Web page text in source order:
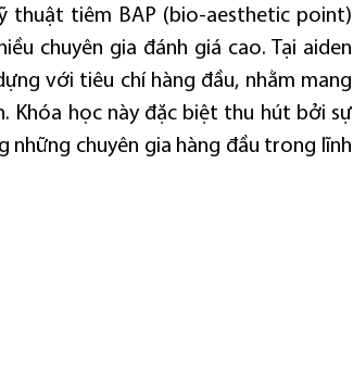
thuật tiêm BAP (bio-aesthetic point)
chuyên gia đánh giá cao. Tại aiden
với tiêu chí hàng đầu, nhằm mang
Khóa học này đặc biệt thu hút bởi sự
chuyên gia hàng đầu trong lĩnh